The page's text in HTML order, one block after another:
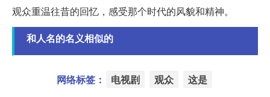
观众重温往昔的回忆，感受那个时代的风貌和精神。
和人名的名义相似的
网络标签： 电视剧 观众 这是